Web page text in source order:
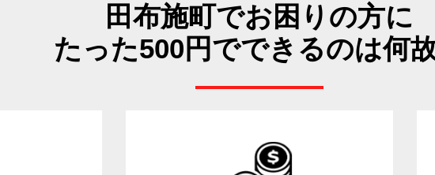
田布施町でお困りの方に
たった500円でできるのは何